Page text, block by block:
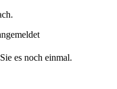
es noch einmal.